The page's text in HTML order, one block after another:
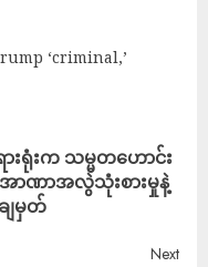
‘criminal,’
းရုံးက သမ္မတဟောင်း
ဏာအလွဲသုံးစားမှုနဲ့
ျမှတ်
Next